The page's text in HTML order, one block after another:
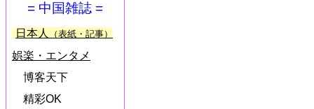
= 中国雑誌 =
日本人 （表紙・記事）
娯楽・エンタメ
博客天下
精彩OK